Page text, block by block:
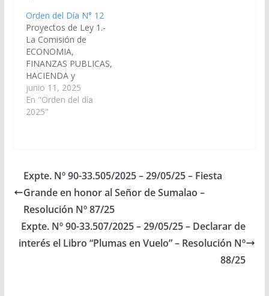
ciegos, sistemas de
provisión de agua y
cocina-comedor de
todas las escuelas
rurales y urbanas de
los Municipios de
Rivadavia Banda…
Orden del Día N° 12
Proyectos de Ley 1.-
La Comisión de
ECONOMIA,
FINANZAS PUBLICAS,
HACIENDA y
PRESUPUESTO ha
considerado el
Decreto de Necesidad
crea un Régimen
Promocional
Transitorio para las
Tasas Retributivas de
Servicios establecidas
en el apartado 3 del…
junio 11, 2025
En "Orden del día
2025"
Expte. Nº 90-33.505/2025 – 29/05/25 – Fiesta
Grande en honor al Señor de Sumalao –
Resolución Nº 87/25
Expte. Nº 90-33.507/2025 – 29/05/25 – Declarar de
interés el Libro “Plumas en Vuelo” – Resolución Nº
88/25